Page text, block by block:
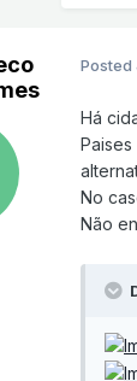
Posted
Há
No
Não